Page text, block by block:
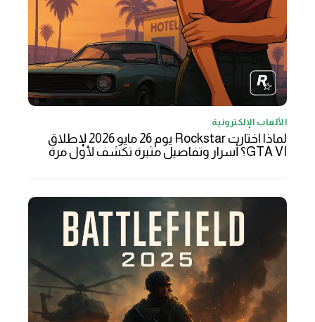
الألعاب الإلكترونية
لماذا اختارت Rockstar يوم 26 مايو 2026 لإطلاق
GTA VI؟ أسرار وتفاصيل مثيرة تكشف لأول مرة